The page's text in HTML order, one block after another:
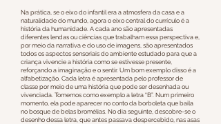
Na prática, se o eixo do infantil era a atmosfera da casa e a
naturalidade do mundo, agora o eixo central do currículo é a
história da humanidade. A cada ano são apresentadas
diferentes lendas ou ciências que trabalham essa perspectiva e,
por meio da narrativa e do uso de imagens, são apresentados
todos os aspectos sensoriais do ambiente estudado para que a
criança vivencie a história como se estivesse presente,
reforçando a imaginação e o sentir. Um bom exemplo disso é a
alfabetização. Cada letra é apresentada pelo professor de
classe por meio de uma história que pode ser desenhada ou
vivenciada. Tomemos como exemplo a letra “B”. Num primeiro
momento, ela pode aparecer no conto da borboleta que baila
no bosque de belas bromélias. No dia seguinte, descobre-se o
desenho dessa letra, que antes passava despercebido, nas asas